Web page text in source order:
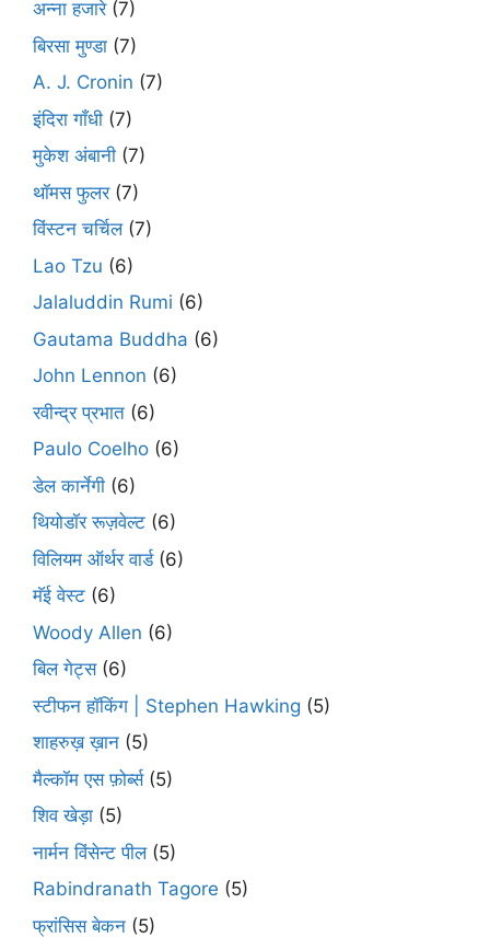
अन्ना हजारे(7)
बिरसा मुण्डा (7)
A. J. Cronin (7)
इंदिरा गाँधी (7)
मुकेश अंबानी (7)
थॉमस फुलर(7)
विंस्टन चर्चिल(7)
Lao Tzu (6)
Jalaluddin Rumi (6)
Gautama Buddha (6)
John Lennon (6)
रवीन्द्र प्रभात (6)
Paulo Coelho (6)
डेल कार्नेगी (6)
थियोडॉर रूज़वेल्ट (6)
विलियम ऑर्थर वार्ड(6)
मॅई वेस्ट (6)
Woody Allen (6)
बिल गेट्स(6)
स्टीफन हॉकिंग | Stephen Hawking (5)
शाहरुख़ ख़ान (5)
मैल्कॉम एस फ़ोर्ब्स(5)
शिव खेड़ा (5)
नार्मन विंसेन्ट पील(5)
Rabindranath Tagore (5)
फ्रांसिस बेकन (5)